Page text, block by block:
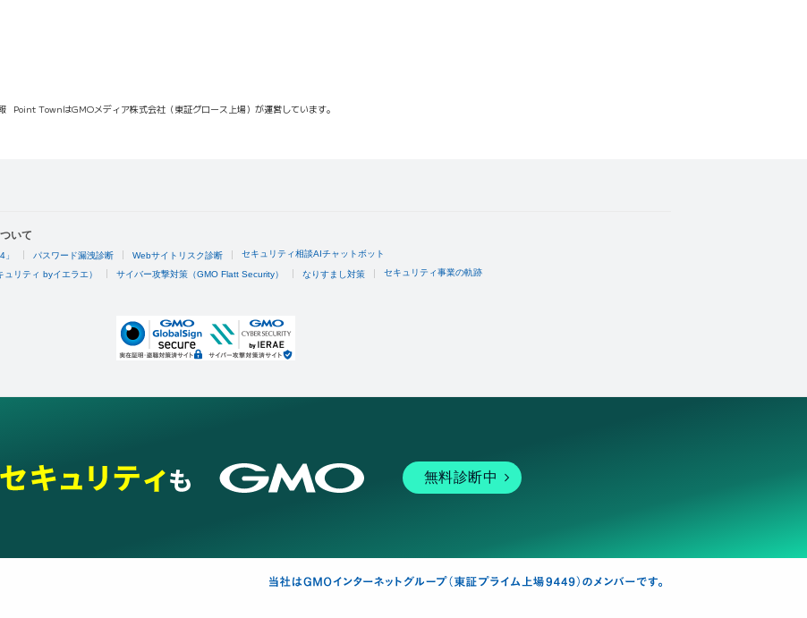
Point TownはGMOメディア株式会社（東証グロース上場）が運営しています。
いて
パスワード漏洩診断 Webサイトリスク診断 セキュリティ相談AIチャットボット
リティ byイエラエ） サイバー攻撃対策（GMO Flatt Security） なりすまし対策 セキュリティ事業の軌跡
無料診断中